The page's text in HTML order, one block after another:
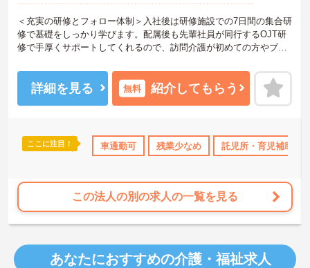
ンクOK 資格取得サポート 研修制度あり 産休･育休･介護休暇
＜充実の研修とフォロー体制＞入社後は研修施設での7日間の集合研
修で基礎をしっかり学びます。配属後も先輩社員が同行するOJT研
修で手厚くサポートしてくれるので、訪問介護が初めての方やブラ
プ研修もあり、日々の業務で生まれた不安や悩みを解消しながら、
着実に成長していける職場です。
＜幅広い世代が在籍♪＞若手から60代のベテランまで、幅広い年齢層
や年間公休110日に加え、有給休暇も取得しやすい体制が整ってお
り、プライベートも大切にしながらメリハリをつけて働けます。
詳細を見る 無料 紹介してもらう
ここに注目！ 車通勤可 残業少なめ 託児所・育児補助
この法人の別の求人の一覧を見る
あなたにおすすめの介護・福祉求人